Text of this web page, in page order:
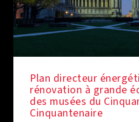
Plan directeur
rénovation à grande
des musées du
Cinquantenaire